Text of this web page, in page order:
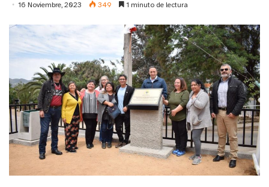
16 Noviembre, 2023 349 1 minuto de lectura